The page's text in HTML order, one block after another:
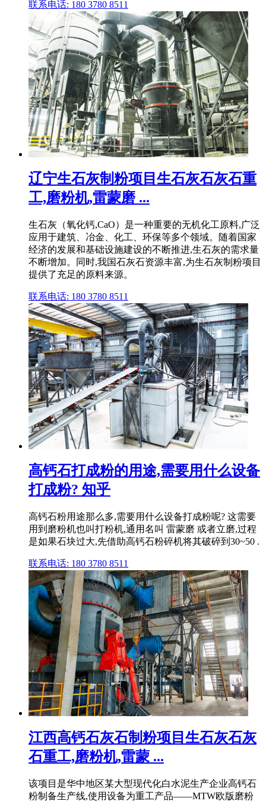
联系电话: 180 3780 8511
辽宁生石灰制粉项目生石灰石灰石重
工,磨粉机,雷蒙磨 ...
生石灰（氧化钙,CaO）是一种重要的无机化工原料,广泛
应用于建筑、冶金、化工、环保等多个领域。随着国家
经济的发展和基础设施建设的不断推进,生石灰的需求量
不断增加。同时,我国石灰石资源丰富,为生石灰制粉项目
提供了充足的原料来源。
联系电话: 180 3780 8511
高钙石打成粉的用途,需要用什么设备
打成粉? 知乎
高钙石粉用途那么多,需要用什么设备打成粉呢? 这需要
用到磨粉机也叫打粉机,通用名叫 雷蒙磨 或者立磨,过程
是如果石块过大,先借助高钙石粉碎机将其破碎到30~50 .
联系电话: 180 3780 8511
江西高钙石灰石制粉项目生石灰石灰
石重工,磨粉机,雷蒙 ...
该项目是华中地区某大型现代化白水泥生产企业高钙石
粉制备生产线,使用设备为重工产品——MTW欧版磨粉